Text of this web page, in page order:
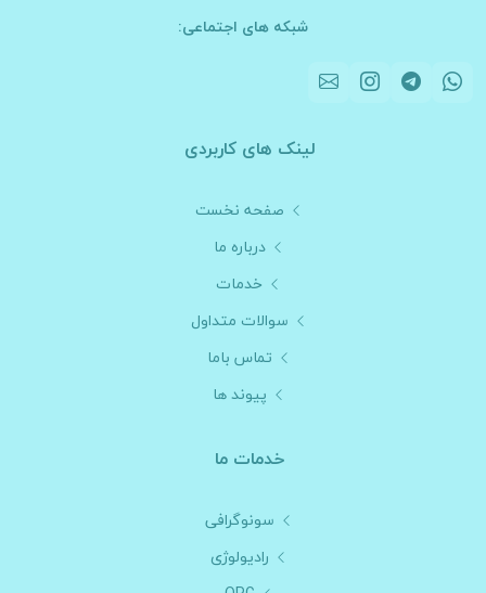
شبکه های اجتماعی:
لینک های کاربردی
صفحه نخست
درباره ما
خدمات
سوالات متداول
تماس باما
پیوند ها
خدمات ما
سونوگرافی
رادیولوژی